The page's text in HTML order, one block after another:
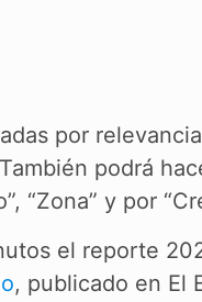
por
podrá
“Zona” y por
el reporte
, publicado en El